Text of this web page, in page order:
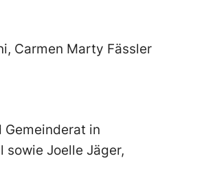
Carmen Marty Fässler
Gemeinderat in
sowie Joelle Jäger,